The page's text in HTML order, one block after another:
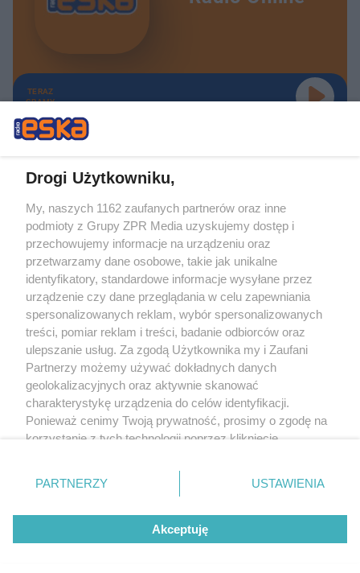
TERAZ
GRAMY
Żaden utwór zamieszczony w serwisie nie może być powielany i
rozpowszechniany lub dalej rozpowszechniany w jakikolwiek sposób (w
tym także elektroniczny lub mechaniczny) na jakimkolwiek polu
eksploatacji w jakiejkolwiek formie, włącznie z umieszczaniem w Internecie
bez pisemnej zgody właściciela praw. Jakiekolwiek użycie lub
wykorzystanie utworów w całości lub w części z naruszeniem prawa, tzn.
bez właściwej zgody, jest zabronione pod groźbą kary i może być ścigane
prawnie.
O nas
Drogi Użytkowniku,
My, naszych 1162 zaufanych partnerów oraz inne
podmioty z Grupy ZPR Media uzyskujemy dostęp i
przechowujemy informacje na urządzeniu oraz
przetwarzamy dane osobowe, takie jak unikalne
identyfikatory, standardowe informacje wysyłane przez
urządzenie czy dane przeglądania w celu zapewniania
spersonalizowanych reklam, wybór spersonalizowanych
treści, pomiar reklam i treści, badanie odbiorców oraz
ulepszanie usług. Za zgodą Użytkownika my i Zaufani
Partnerzy możemy używać dokładnych danych
geolokalizacyjnych oraz aktywnie skanować
charakterystykę urządzenia do celów identyfikacji.
Ponieważ cenimy Twoją prywatność, prosimy o zgodę na
korzystanie z tych technologii poprzez kliknięcie
zmienić/wycofać klikając przycisk ustawień prywatności
znajdujący się w lewym dolnym rogu strony
rodzaje przetwarzania danych nie wymagają zgody
użytkownika, ale masz prawo sprzeciwić się takiemu
przetwarzaniu. Preferencje będą miały zastosowanie tylko
PARTNERZY USTAWIENIA
Akceptuję